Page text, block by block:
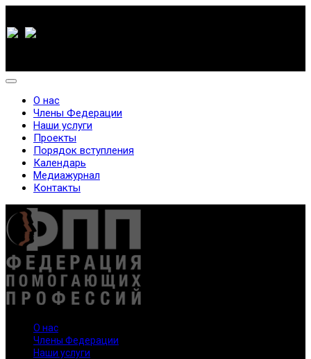
О нас
Члены Федерации
Наши услуги
Проекты
Порядок вступления
Календарь
Медиажурнал
Контакты
О нас
Члены Федерации
Наши услуги